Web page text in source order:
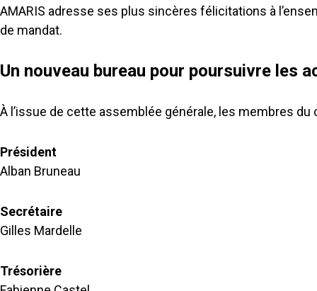
AMARIS adresse ses plus sincères félicitations à
de mandat.
Un nouveau bureau pour poursuivre les
À l’issue de cette assemblée générale, les membres
Président
Alban Bruneau
Secrétaire
Gilles Mardelle
Trésorière